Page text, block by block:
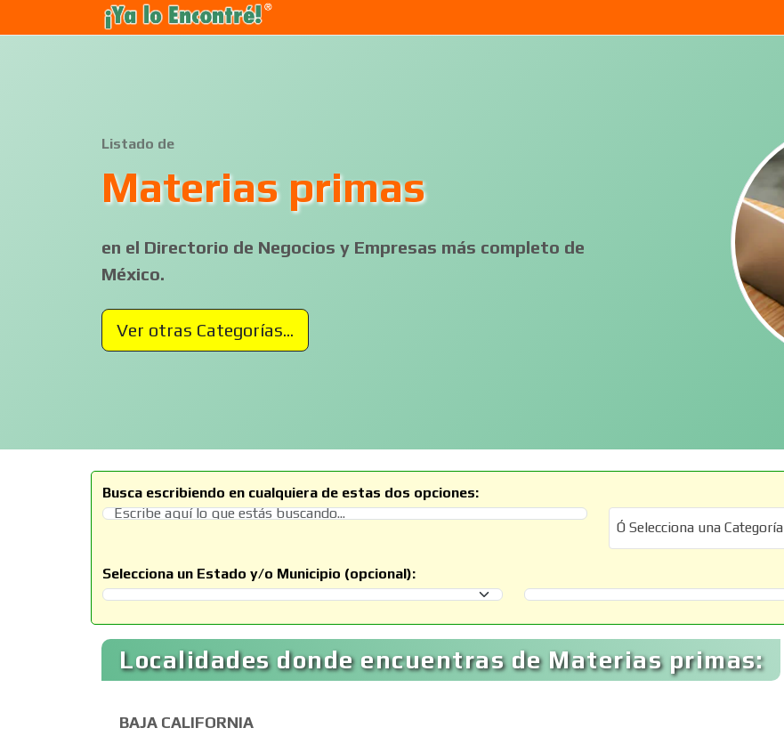
Listado de
Materias primas
en el Directorio de Negocios y Empresas más completo de
México.
Ver otras Categorías...
Busca escribiendo en cualquiera de estas dos opciones:
Ó Selecciona una Categoría
Ó Selecciona una Categoría
Selecciona un Estado y/o Municipio (opcional):
Selecciona un Estado
Selecciona un Municipio
Localidades donde encuentras de Materias primas:
BAJA CALIFORNIA